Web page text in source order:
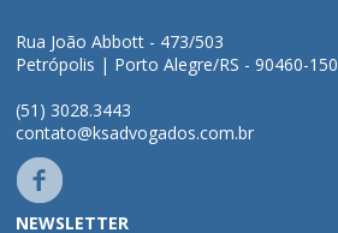
Rua João Abbott - 473/503
Petrópolis | Porto Alegre/RS - 90460-150
(51) 3028.3443
contato@ksadvogados.com.br
NEWSLETTER